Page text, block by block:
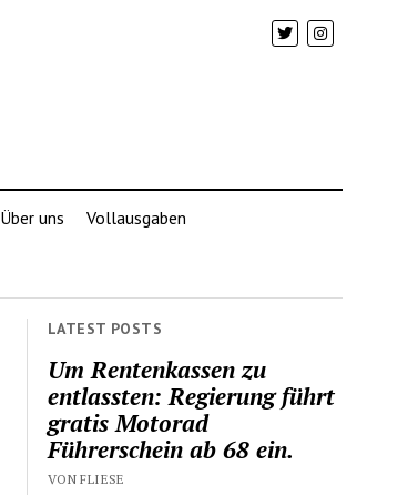
Über uns Vollausgaben
LATEST POSTS
Um Rentenkassen zu
entlassten: Regierung führt
gratis Motorad
Führerschein ab 68 ein.
VON FLIESE